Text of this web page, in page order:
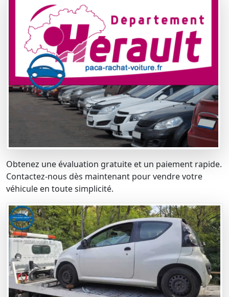
Obtenez une évaluation gratuite et un paiement rapide.
Contactez-nous dès maintenant pour vendre votre
véhicule en toute simplicité.